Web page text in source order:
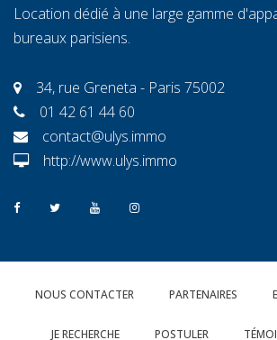
Location dédié à une large gamme
bureaux parisiens.
34, rue Greneta - Paris 75002
01 42 61 44 60
contact@ulys.immo
http://www.ulys.immo
NOUS CONTACTER PARTENAIRES
JE RECHERCHE POSTULER